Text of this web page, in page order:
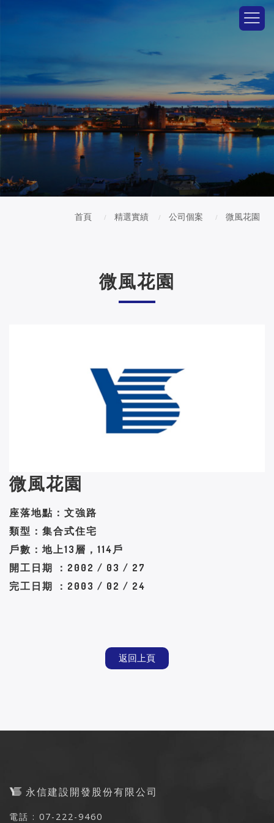
首頁 精選實績 公司個案 微風花園
微風花園
微風花園
座落地點：文強路
類型：集合式住宅
戶數：地上13層，114戶
開工日期 ：2002 / 03 / 27
完工日期 ：2003 / 02 / 24
返回上頁
永信建設開發股份有限公司
電話 : 07-222-9460